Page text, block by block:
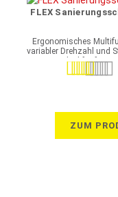
FLEX
Ergonomisches
variabler Drehzahl und
ideal für
Bewertung:
ZUM